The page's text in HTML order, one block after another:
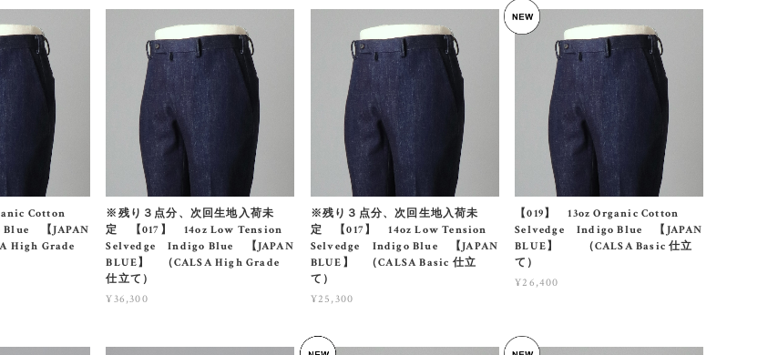
Cotton
【JAPAN
High Grade
※残り３点分、次回生地入荷未
定 【017】 14oz Low Tension
Selvedge Indigo Blue 【JAPAN
BLUE】 （CALSA High Grade
仕立て）
¥36,300
※残り３点分、次回生地入荷未
定 【017】 14oz Low Tension
Selvedge Indigo Blue 【JAPAN
BLUE】 （CALSA Basic 仕立
て）
¥25,300
【019】 13oz Organic Cotton
Selvedge Indigo Blue 【JAPAN
BLUE】 （CALSA Basic 仕立
て）
¥26,400